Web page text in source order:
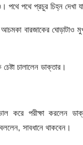
পথে প্রচুর চিহ্ন দেখা
বারজাকের ঘোড়াটাও
চালালেন ডাক্তার।
করে পরীক্ষা করলেন
সাবধানে থাকবেন।